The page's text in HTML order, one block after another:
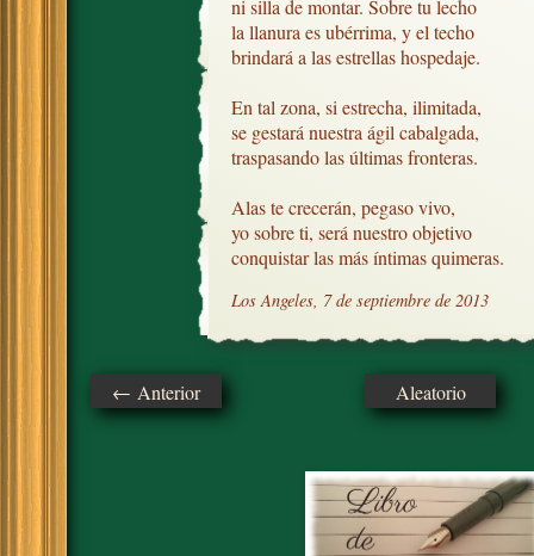
ni silla de montar. Sobre tu lecho
la llanura es ubérrima, y el techo
brindará a las estrellas hospedaje.
En tal zona, si estrecha, ilimitada,
se gestará nuestra ágil cabalgada,
traspasando las últimas fronteras.
Alas te crecerán, pegaso vivo,
yo sobre ti, será nuestro objetivo
conquistar las más íntimas quimeras.
Los Angeles, 7 de septiembre de 2013
← Anterior Aleatorio